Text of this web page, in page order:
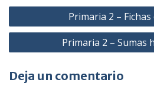
Navegación
de
Primaria 2 – Fichas
Primaria 2 – Sumas
Deja un comentario